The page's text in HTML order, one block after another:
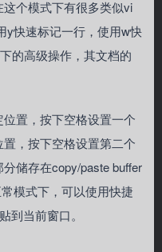
个模式下有很多类似vi
y快速标记一行，使用w快
的高级操作，其文档的
置，按下空格设置一个
，按下空格设置第二个
储存在copy/paste buffer
模式下，可以使用快捷
到当前窗口。